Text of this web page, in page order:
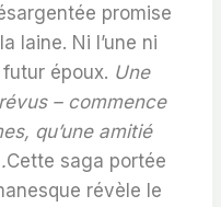
promise
laine. Ni l’une ni
époux. Une
– commence
qu’une amitié
Cette saga portée
révèle le